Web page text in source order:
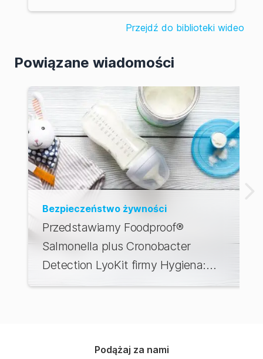
Przejdź do biblioteki wideo
Powiązane wiadomości
Bezpieczeństwo żywności
Przedstawiamy Foodproof®
Salmonella plus Cronobacter
Detection LyoKit firmy Hygiena:
Zmiana zasad gry dla bezpieczeństwa
Podążaj za nami